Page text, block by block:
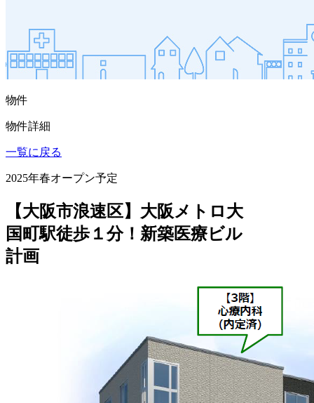
物件
物件詳細
一覧に戻る
2025年春オープン予定
【大阪市浪速区】大阪メトロ大
国町駅徒歩１分！新築医療ビル
計画